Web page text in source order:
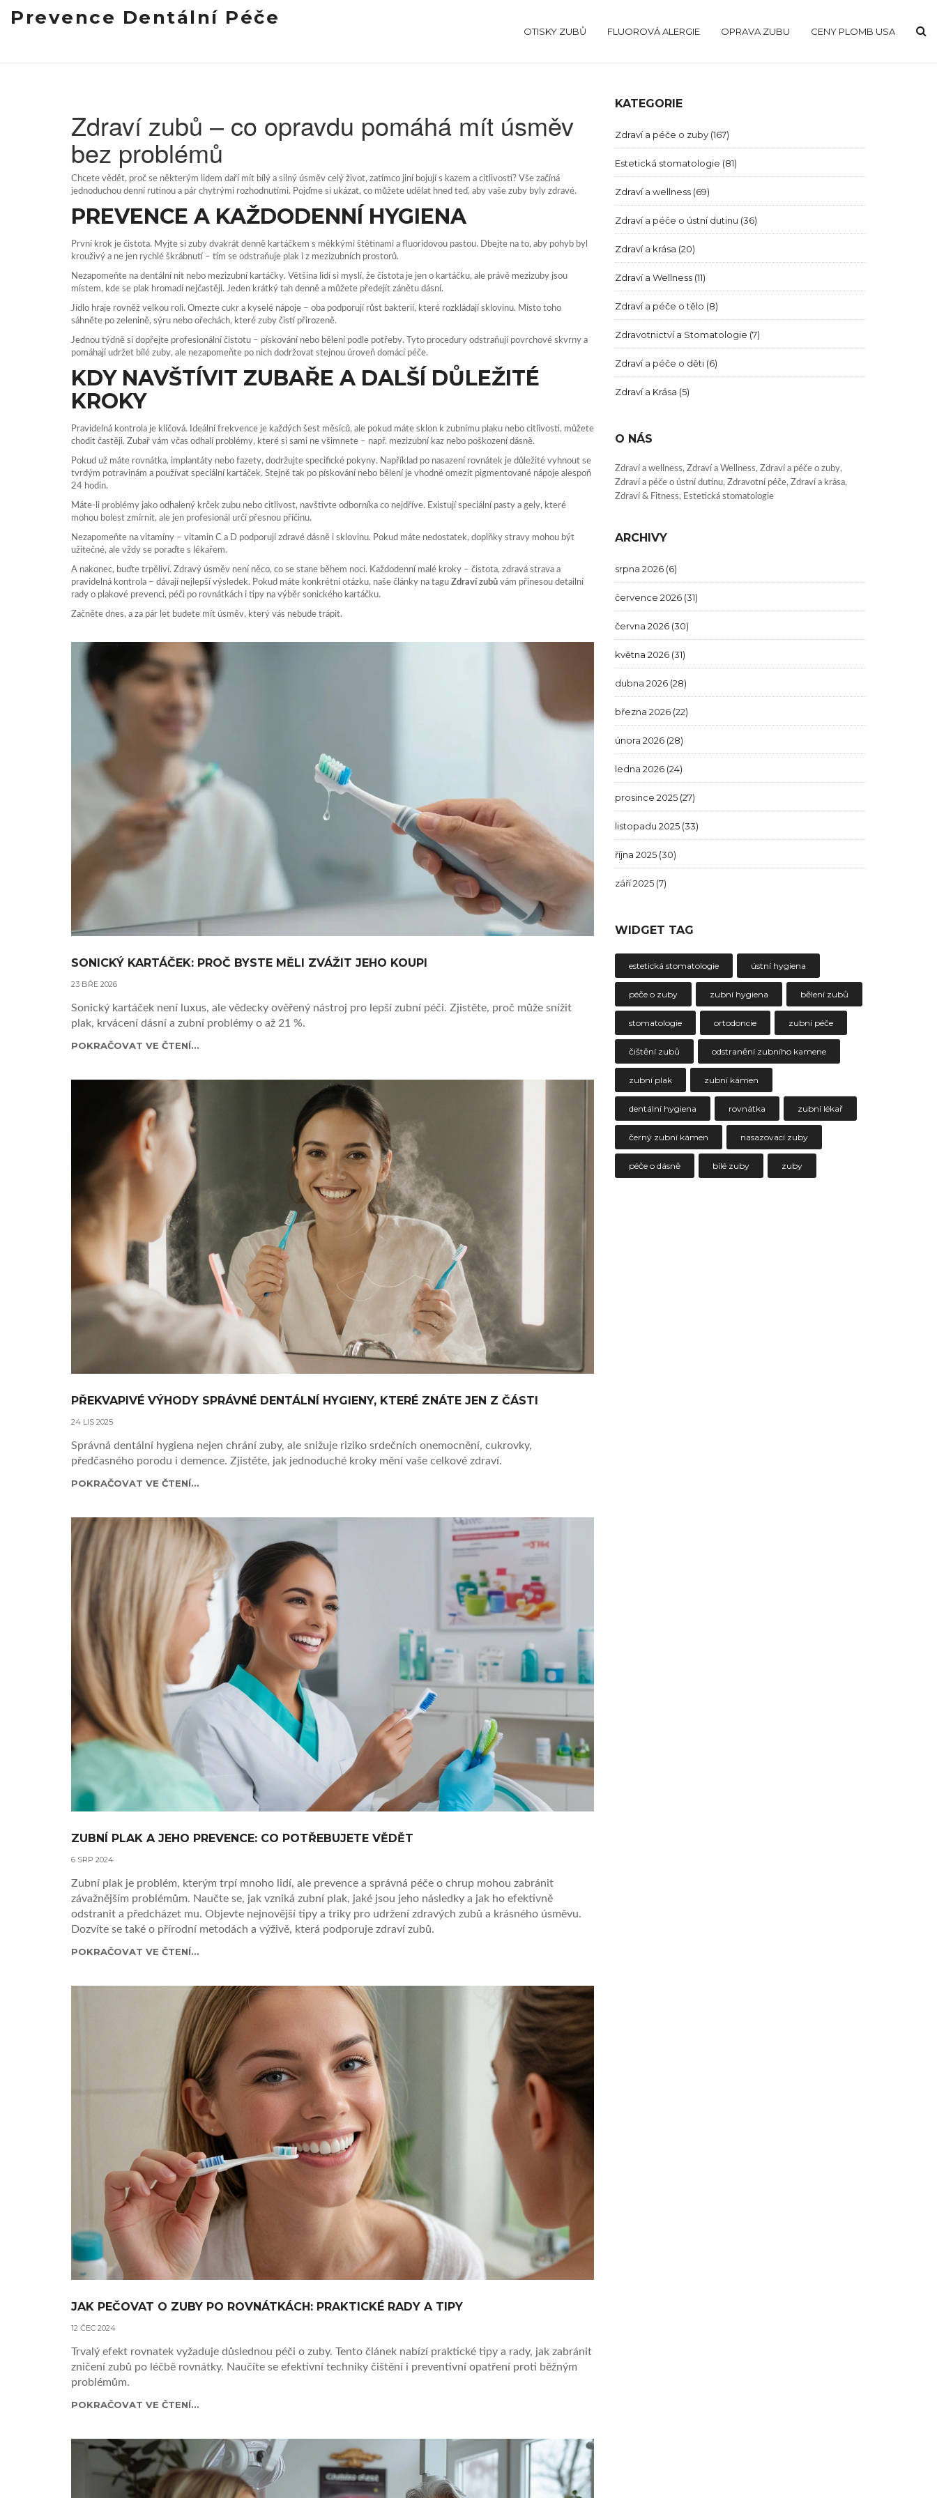
Prevence Dentální Péče
OTISKY ZUBŮ FLUOROVÁ ALERGIE OPRAVA ZUBU CENY PLOMB USA
Zdraví zubů – co opravdu pomáhá mít úsměv
bez problémů
Chcete vědět, proč se některým lidem daří mít bílý a silný úsměv celý život, zatímco jiní bojují s kazem a citlivostí? Vše začíná
jednoduchou denní rutinou a pár chytrými rozhodnutími. Pojďme si ukázat, co můžete udělat hned teď, aby vaše zuby byly zdravé.
PREVENCE A KAŽDODENNÍ HYGIENA
První krok je čistota. Myjte si zuby dvakrát denně kartáčkem s měkkými štětinami a fluoridovou pastou. Dbejte na to, aby pohyb byl
krouživý a ne jen rychlé škrábnutí – tím se odstraňuje plak i z mezizubních prostorů.
Nezapomeňte na dentální nit nebo mezizubní kartáčky. Většina lidí si myslí, že čistota je jen o kartáčku, ale právě mezizuby jsou
místem, kde se plak hromadí nejčastěji. Jeden krátký tah denně a můžete předejít zánětu dásní.
Jídlo hraje rovněž velkou roli. Omezte cukr a kyselé nápoje – oba podporují růst bakterií, které rozkládají sklovinu. Místo toho
sáhněte po zelenině, sýru nebo ořechách, které zuby čistí přirozeně.
Jednou týdně si dopřejte profesionální čistotu – pískování nebo bělení podle potřeby. Tyto procedury odstraňují povrchové skvrny a
pomáhají udržet bílé zuby, ale nezapomeňte po nich dodržovat stejnou úroveň domácí péče.
KDY NAVŠTÍVIT ZUBAŘE A DALŠÍ DŮLEŽITÉ
KROKY
Pravidelná kontrola je klíčová. Ideální frekvence je každých šest měsíců, ale pokud máte sklon k zubnímu plaku nebo citlivosti, můžete
chodit častěji. Zubař vám včas odhalí problémy, které si sami ne všimnete – např. mezizubní kaz nebo poškození dásně.
Pokud už máte rovnátka, implantáty nebo fazety, dodržujte specifické pokyny. Například po nasazení rovnátek je důležité vyhnout se
tvrdým potravinám a používat speciální kartáček. Stejně tak po pískování nebo bělení je vhodné omezit pigmentované nápoje alespoň
24 hodin.
Máte-li problémy jako odhalený krček zubu nebo citlivost, navštivte odborníka co nejdříve. Existují speciální pasty a gely, které
mohou bolest zmírnit, ale jen profesionál určí přesnou příčinu.
Nezapomeňte na vitamíny – vitamin C a D podporují zdravé dásně i sklovinu. Pokud máte nedostatek, doplňky stravy mohou být
užitečné, ale vždy se poraďte s lékařem.
A nakonec, buďte trpěliví. Zdravý úsměv není něco, co se stane během noci. Každodenní malé kroky – čistota, zdravá strava a
pravidelná kontrola – dávají nejlepší výsledek. Pokud máte konkrétní otázku, naše články na tagu Zdraví zubů vám přinesou detailní
rady o plakové prevenci, péči po rovnátkách i tipy na výběr sonického kartáčku.
Začněte dnes, a za pár let budete mít úsměv, který vás nebude trápit.
SONICKÝ KARTÁČEK: PROČ BYSTE MĚLI ZVÁŽIT JEHO KOUPI
23 BŘE 2026
Sonický kartáček není luxus, ale vědecky ověřený nástroj pro lepší zubní péči. Zjistěte, proč může snížit
plak, krvácení dásní a zubní problémy o až 21 %.
POKRAČOVAT VE ČTENÍ...
PŘEKVAPIVÉ VÝHODY SPRÁVNÉ DENTÁLNÍ HYGIENY, KTERÉ ZNÁTE JEN Z ČÁSTI
24 LIS 2025
Správná dentální hygiena nejen chrání zuby, ale snižuje riziko srdečních onemocnění, cukrovky,
předčasného porodu i demence. Zjistěte, jak jednoduché kroky mění vaše celkové zdraví.
POKRAČOVAT VE ČTENÍ...
ZUBNÍ PLAK A JEHO PREVENCE: CO POTŘEBUJETE VĚDĚT
6 SRP 2024
Zubní plak je problém, kterým trpí mnoho lidí, ale prevence a správná péče o chrup mohou zabránit
závažnějším problémům. Naučte se, jak vzniká zubní plak, jaké jsou jeho následky a jak ho efektivně
odstranit a předcházet mu. Objevte nejnovější tipy a triky pro udržení zdravých zubů a krásného úsměvu.
Dozvíte se také o přírodní metodách a výživě, která podporuje zdraví zubů.
POKRAČOVAT VE ČTENÍ...
JAK PEČOVAT O ZUBY PO ROVNÁTKÁCH: PRAKTICKÉ RADY A TIPY
12 ČEC 2024
Trvalý efekt rovnatek vyžaduje důslednou péči o zuby. Tento článek nabízí praktické tipy a rady, jak zabránit
zničení zubů po léčbě rovnátky. Naučíte se efektivní techniky čištění i preventivní opatření proti běžným
problémům.
POKRAČOVAT VE ČTENÍ...
KATEGORIE
Zdraví a péče o zuby (167)
Estetická stomatologie (81)
Zdraví a wellness (69)
Zdraví a péče o ústní dutinu (36)
Zdraví a krása (20)
Zdraví a Wellness (11)
Zdraví a péče o tělo (8)
Zdravotnictví a Stomatologie (7)
Zdraví a péče o děti (6)
Zdraví a Krása (5)
O NÁS
Zdraví a wellness, Zdraví a Wellness, Zdraví a péče o zuby,
Zdraví a péče o ústní dutinu, Zdravotní péče, Zdraví a krása,
Zdraví & Fitness, Estetická stomatologie
ARCHIVY
srpna 2026 (6)
července 2026 (31)
června 2026 (30)
května 2026 (31)
dubna 2026 (28)
března 2026 (22)
února 2026 (28)
ledna 2026 (24)
prosince 2025 (27)
listopadu 2025 (33)
října 2025 (30)
září 2025 (7)
WIDGET TAG
estetická stomatologie ústní hygiena
péče o zuby zubní hygiena bělení zubů
stomatologie ortodoncie zubní péče
čištění zubů odstranění zubního kamene
zubní plak zubní kámen
dentální hygiena rovnátka zubní lékař
černý zubní kámen nasazovací zuby
péče o dásně bílé zuby zuby